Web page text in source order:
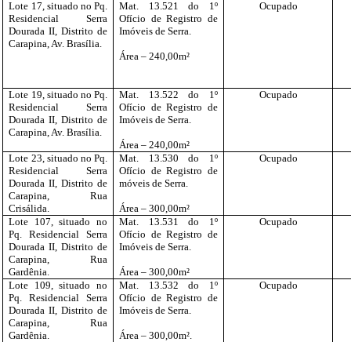
Lote 17, situado no Pq.
Residencial Serra
Dourada II, Distrito de
Carapina, Av. Brasília.
Mat. 13.521 do 1º
Ofício de Registro de
Imóveis de Serra.
Área – 240,00m²
Ocupado
Lote 19, situado no Pq.
Residencial Serra
Dourada II, Distrito de
Carapina, Av. Brasília.
Mat. 13.522 do 1º
Ofício de Registro de
Imóveis de Serra.
Área – 240,00m²
Ocupado
Lote 23, situado no Pq.
Residencial Serra
Dourada II, Distrito de
Carapina, Rua
Crisálida.
Mat. 13.530 do 1º
Ofício de Registro de
móveis de Serra.
Área – 300,00m²
Ocupado
Lote 107, situado no
Pq. Residencial Serra
Dourada II, Distrito de
Carapina, Rua
Gardênia.
Mat. 13.531 do 1º
Ofício de Registro de
Imóveis de Serra.
Área – 300,00m²
Ocupado
Lote 109, situado no
Pq. Residencial Serra
Dourada II, Distrito de
Carapina, Rua
Gardênia.
Mat. 13.532 do 1º
Ofício de Registro de
Imóveis de Serra.
Área – 300,00m².
Ocupado